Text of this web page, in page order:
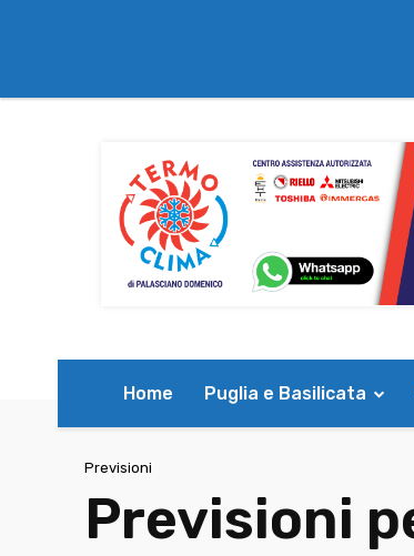
Home Puglia e Basilicata
Previsioni
Previsioni